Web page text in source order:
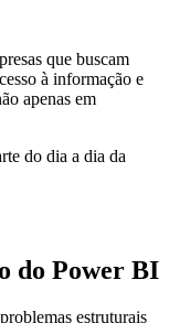
que buscam
à informação e
apenas em
do dia a dia da
do Power BI
estruturais